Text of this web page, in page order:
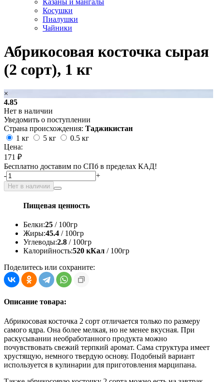
Косушки
Пиалушки
Чайники
Абрикосовая косточка сырая
(2 сорт), 1 кг
×
4.85
Нет в наличии
Уведомить о поступлении
Страна происхождения: Таджикистан
1 кг
5 кг
0.5 кг
Цена:
171 ₽
Бесплатно доставим по СПб в пределах КАД!
-
+
Нет в наличии
Пищевая ценность
Белки:25 / 100гр
Жиры:45.4 / 100гр
Углеводы:2.8 / 100гр
Калорийность:520 кКал / 100гр
Поделитесь или сохраните:
Описание товара:
Абрикосовая косточка 2 сорт отличается только по размеру
самого ядра. Она более мелкая, но не менее вкусная. При
раскусывании необработанного продукта можно
почувствовать свежий терпкий аромат. Сама структура имеет
хрустящую, немного твердую основу. Подобный вариант
используется в кулинарии для приготовления марципана.